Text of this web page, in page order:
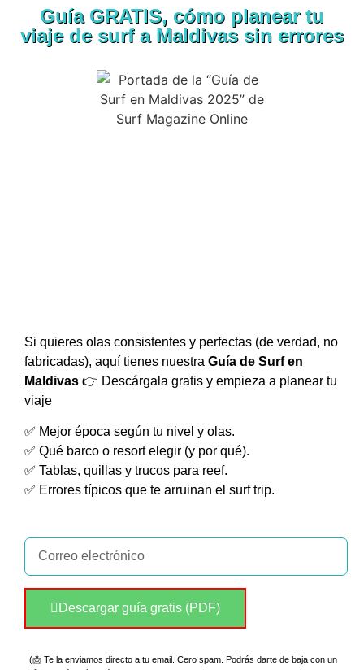
Guía GRATIS, cómo planear tu
viaje de surf a Maldivas sin errores
Si quieres olas consistentes y perfectas (de verdad, no
fabricadas), aquí tienes nuestra Guía de Surf en
Maldivas 👉 Descárgala gratis y empieza a planear tu
viaje
✅ Mejor época según tu nivel y olas.
✅ Qué barco o resort elegir (y por qué).
✅ Tablas, quillas y trucos para reef.
✅ Errores típicos que te arruinan el surf trip.
Descargar guía gratis (PDF)
(📩 Te la enviamos directo a tu email. Cero spam. Podrás darte de baja con un